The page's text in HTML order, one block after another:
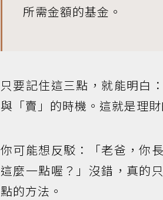
所需金額的基金。
只要記住這三點，就能明白
與「賣」的時機。這就是理
你可能想反駁：「老爸，你
這麼一點喔？」沒錯，真的
點的方法。